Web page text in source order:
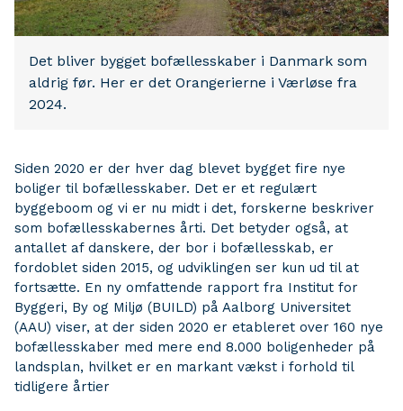
Det bliver bygget bofællesskaber i Danmark som
aldrig før. Her er det Orangerierne i Værløse fra
2024.
Siden 2020 er der hver dag blevet bygget fire nye
boliger til bofællesskaber. Det er et regulært
byggeboom og vi er nu midt i det, forskerne beskriver
som bofællesskabernes årti. Det betyder også, at
antallet af danskere, der bor i bofællesskab, er
fordoblet siden 2015, og udviklingen ser kun ud til at
fortsætte. En ny omfattende rapport fra Institut for
Byggeri, By og Miljø (BUILD) på Aalborg Universitet
(AAU) viser, at der siden 2020 er etableret over 160 nye
bofællesskaber med mere end 8.000 boligenheder på
landsplan, hvilket er en markant vækst i forhold til
tidligere årtier